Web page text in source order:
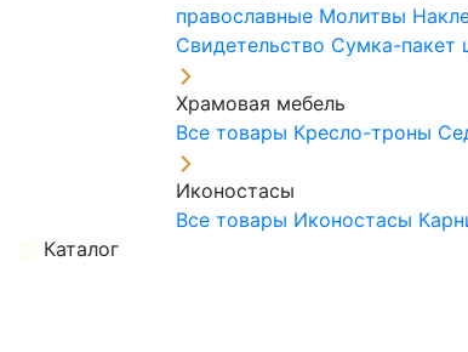
православные Молитвы
Свидетельство Сумка-пакет
Храмовая мебель
Все товары Кресло-троны
Иконостасы
Все товары Иконостасы
Каталог